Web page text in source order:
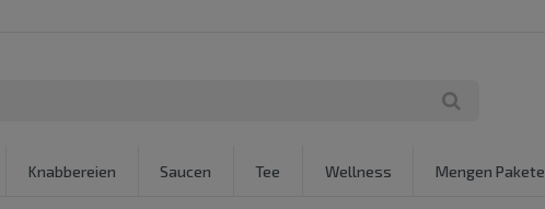
Knabbereien Saucen Tee Wellness Mengen Pakete